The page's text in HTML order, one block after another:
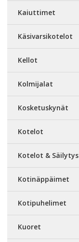
Kaiuttimet
Käsivarsikotelot
Kellot
Kolmijalat
Kosketuskynät
Kotelot
Kotelot & Säilytys
Kotinäppäimet
Kotipuhelimet
Kuoret